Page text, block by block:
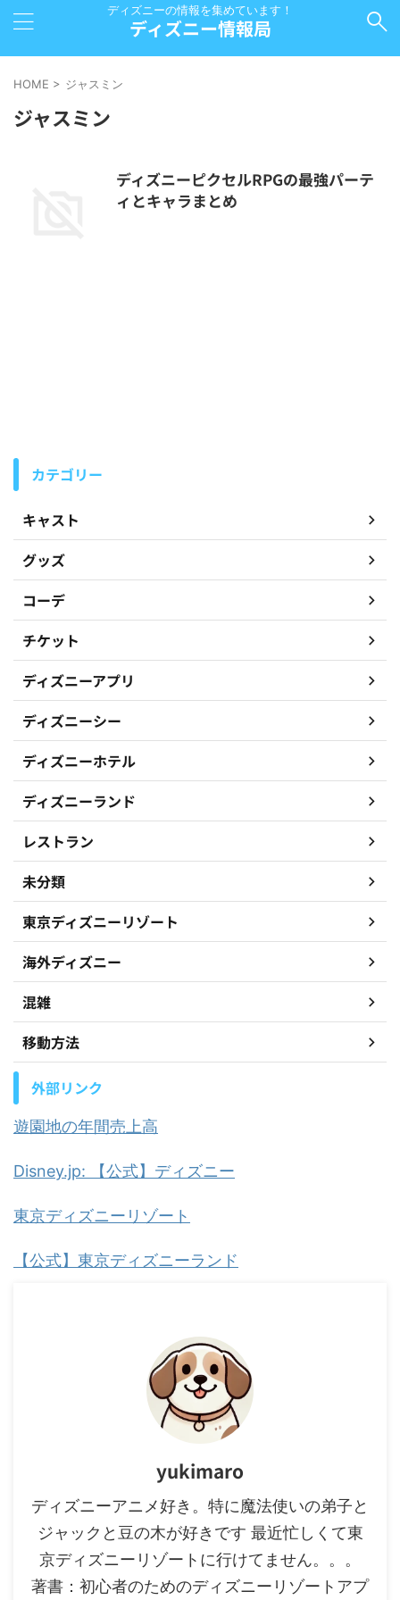
ディズニーの情報を集めています！
ディズニー情報局
HOME > ジャスミン
ジャスミン
ディズニーピクセルRPGの最強パーテ
ィとキャラまとめ
カテゴリー
キャスト
グッズ
コーデ
チケット
ディズニーアプリ
ディズニーシー
ディズニーホテル
ディズニーランド
レストラン
未分類
東京ディズニーリゾート
海外ディズニー
混雑
移動方法
外部リンク
遊園地の年間売上高
Disney.jp: 【公式】ディズニー
東京ディズニーリゾート
【公式】東京ディズニーランド
yukimaro
ディズニーアニメ好き。特に魔法使いの弟子と
ジャックと豆の木が好きです 最近忙しくて東
京ディズニーリゾートに行けてません。。。
著書：初心者のためのディズニーリゾートアプ